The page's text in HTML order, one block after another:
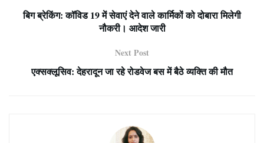
बिग ब्रेकिंग: कॉविड 19 में सेवाएं देने वाले कार्मिकों को दोबारा मिलेगी
नौकरी। आदेश जारी
Next Post
एक्सक्लूसिव: देहरादून जा रहे रोडवेज बस में बैठे व्यक्ति की मौत